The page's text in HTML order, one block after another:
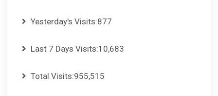
Yesterday's Visits:877
Last 7 Days Visits:10,683
Total Visits:955,515